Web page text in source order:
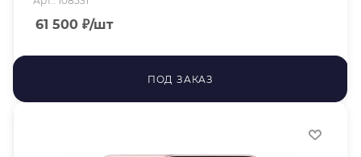
61 500 ₽/шт
ПОД ЗАКАЗ